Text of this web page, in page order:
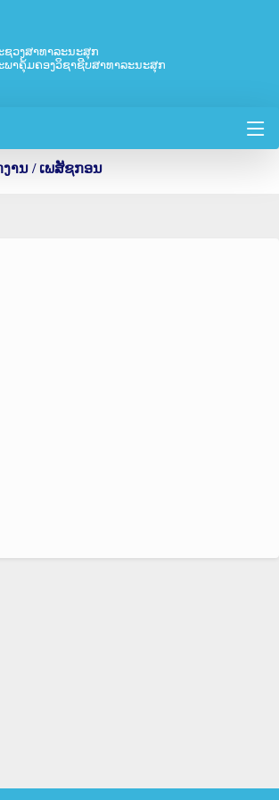
ຊວງສາທາລະນະສຸກ
ພາຄຸ້ມຄອງວິຊາຊີບສາທາລະນະສຸກ
ານ / ເພສັຊກອນ